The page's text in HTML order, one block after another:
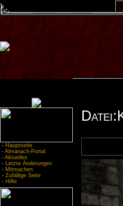
- Hauptseite
- Almanach-Portal
- Aktuelles
- Letzte Änderungen
- Mitmachen
- Zufällige Seite
- Hilfe